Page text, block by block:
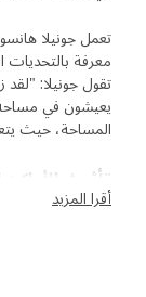
تعمل جونيلا
معرفة بالتحديات
تقول جونيلا: "لقد
يعيشون في مساحة
المساحة، حيث
تأثيث الأماكن
إذن، كيف نلبي
أقرا المزيد